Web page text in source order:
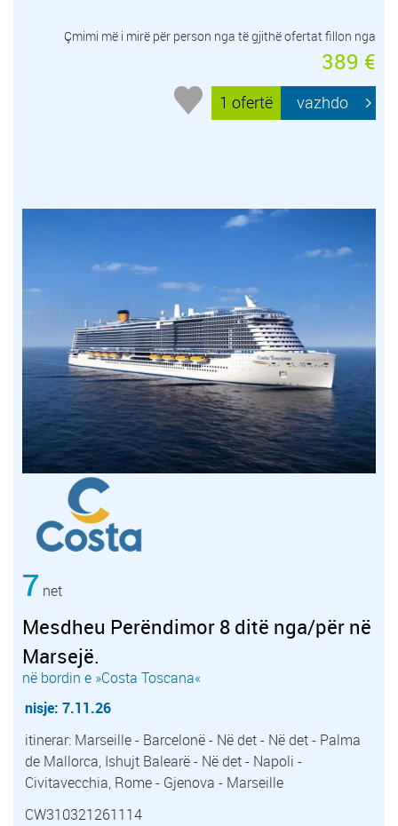
Çmimi më i mirë për person nga të gjithë ofertat fillon nga
389 €
1 ofertë vazhdo
7 net
Mesdheu Perëndimor 8 ditë nga/për në
Marsejë.
në bordin e »Costa Toscana«
nisje: 7.11.26
itinerar: Marseille - Barcelonë - Në det - Në det - Palma
de Mallorca, Ishujt Balearë - Në det - Napoli -
Civitavecchia, Rome - Gjenova - Marseille
CW310321261114